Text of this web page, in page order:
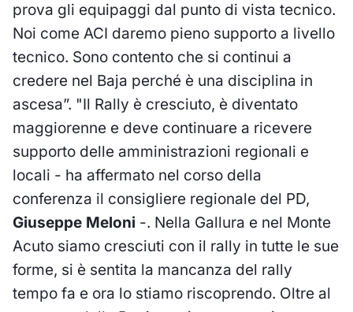
prova gli equipaggi dal punto di vista tecnico.
Noi come ACI daremo pieno supporto a livello
tecnico. Sono contento che si continui a
credere nel Baja perché è una disciplina in
ascesa”. "Il Rally è cresciuto, è diventato
maggiorenne e deve continuare a ricevere
supporto delle amministrazioni regionali e
locali - ha affermato nel corso della
conferenza il consigliere regionale del PD,
Giuseppe Meloni -. Nella Gallura e nel Monte
Acuto siamo cresciuti con il rally in tutte le sue
forme, si è sentita la mancanza del rally
tempo fa e ora lo stiamo riscoprendo. Oltre al